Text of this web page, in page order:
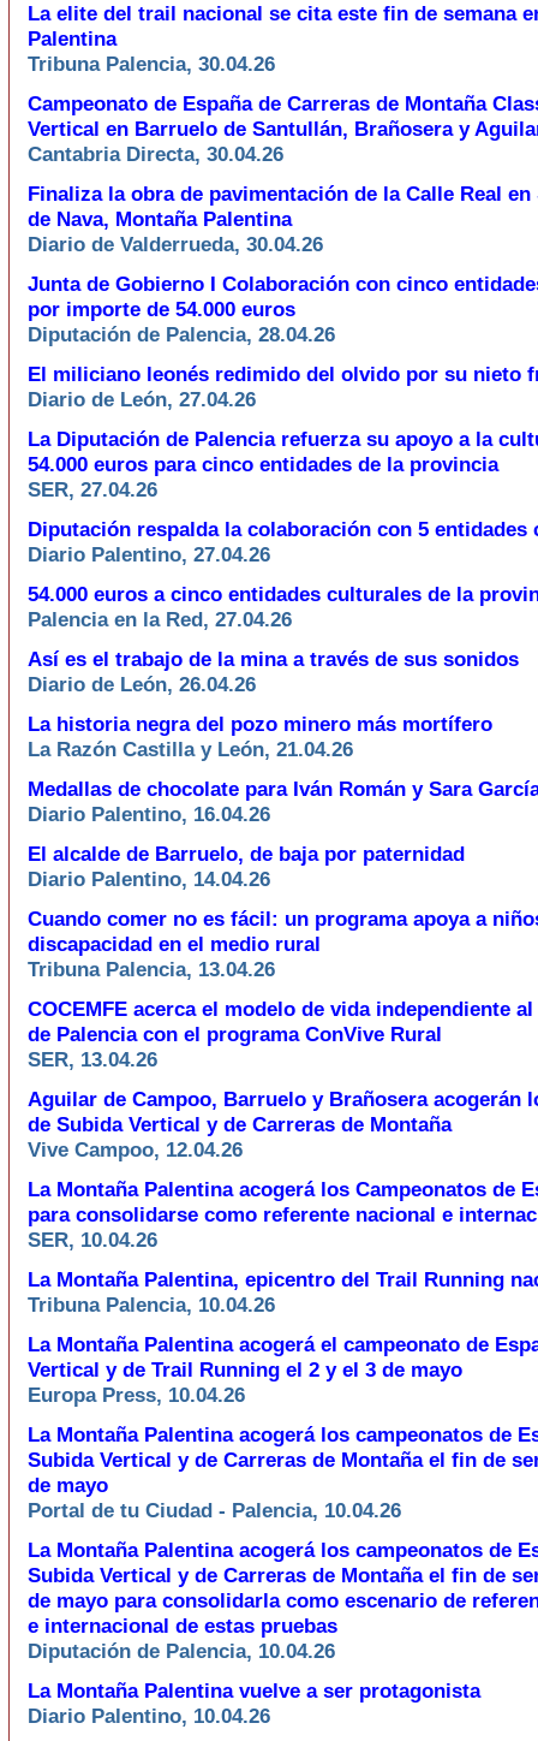
La elite del trail nacional se cita este fin de semana
Palentina
Tribuna Palencia, 30.04.26
Campeonato de España de Carreras de Montaña
Vertical en Barruelo de Santullán, Brañosera y
Cantabria Directa, 30.04.26
Finaliza la obra de pavimentación de la Calle Real en
de Nava, Montaña Palentina
Diario de Valderrueda, 30.04.26
Junta de Gobierno I Colaboración con cinco
por importe de 54.000 euros
Diputación de Palencia, 28.04.26
El miliciano leonés redimido del olvido por su nieto
Diario de León, 27.04.26
La Diputación de Palencia refuerza su apoyo a la
54.000 euros para cinco entidades de la provincia
SER, 27.04.26
Diputación respalda la colaboración con 5 entidades
Diario Palentino, 27.04.26
54.000 euros a cinco entidades culturales de la
Palencia en la Red, 27.04.26
Así es el trabajo de la mina a través de sus sonidos
Diario de León, 26.04.26
La historia negra del pozo minero más mortífero
La Razón Castilla y León, 21.04.26
Medallas de chocolate para Iván Román y Sara
Diario Palentino, 16.04.26
El alcalde de Barruelo, de baja por paternidad
Diario Palentino, 14.04.26
Cuando comer no es fácil: un programa apoya a
discapacidad en el medio rural
Tribuna Palencia, 13.04.26
COCEMFE acerca el modelo de vida independiente
de Palencia con el programa ConVive Rural
SER, 13.04.26
Aguilar de Campoo, Barruelo y Brañosera acogerán
de Subida Vertical y de Carreras de Montaña
Vive Campoo, 12.04.26
La Montaña Palentina acogerá los Campeonatos de
para consolidarse como referente nacional e
SER, 10.04.26
La Montaña Palentina, epicentro del Trail Running
Tribuna Palencia, 10.04.26
La Montaña Palentina acogerá el campeonato de
Vertical y de Trail Running el 2 y el 3 de mayo
Europa Press, 10.04.26
La Montaña Palentina acogerá los campeonatos de
Subida Vertical y de Carreras de Montaña el fin de
de mayo
Portal de tu Ciudad - Palencia, 10.04.26
La Montaña Palentina acogerá los campeonatos de
Subida Vertical y de Carreras de Montaña el fin de
de mayo para consolidarla como escenario de
e internacional de estas pruebas
Diputación de Palencia, 10.04.26
La Montaña Palentina vuelve a ser protagonista
Diario Palentino, 10.04.26